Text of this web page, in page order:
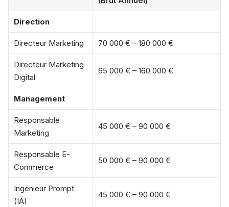
Direction
Directeur Marketing 70 000 € – 180 000 €
Directeur Marketing
Digital
65 000 € – 160 000 €
Management
Responsable
Marketing
45 000 € – 90 000 €
Responsable E-
Commerce
50 000 € – 90 000 €
Ingénieur Prompt
(IA)
45 000 € – 90 000 €